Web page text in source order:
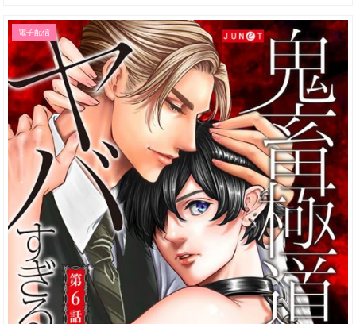
電子配信